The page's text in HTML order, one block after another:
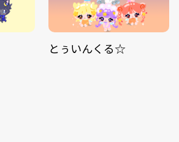
とぅいんくる☆